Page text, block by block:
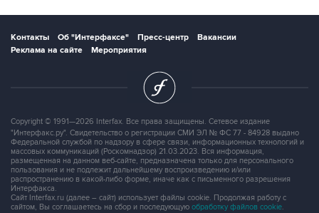
Контакты Об "Интерфаксе" Пресс-центр
Вакансии
Реклама на сайте
Мероприятия
Copyright © 1991—2026 Interfax. Все права защищены. Сетевое издание
"Интерфакс.ру". Свидетельство о регистрации СМИ ЭЛ № ФС 77 - 84928 выдано
Федеральной службой по надзору в сфере связи, информационных технологий и
массовых коммуникаций (Роскомнадзор) 21.03.2023. Вся информация,
размещенная на данном веб-сайте, предназначена только для персонального
пользования и не подлежит дальнейшему воспроизведению и/или
распространению в какой-либо форме, иначе как с письменного разрешения
Интерфакса.
Сайт Interfax.ru (далее – сайт) использует файлы cookie. Продолжая работу с
сайтом, Вы соглашаетесь на сбор и последующую обработку файлов cookie.